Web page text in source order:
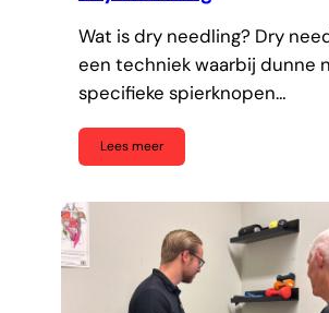
Wat is dry needling? Dry
een techniek waarbij dunne
specifieke spierknopen…
Lees meer